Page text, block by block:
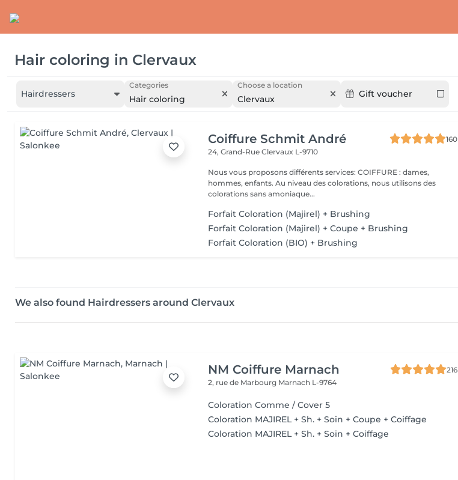
Hair coloring in Clervaux
Hairdressers
Categories
Hair coloring
Choose a location
Clervaux Gift voucher
Coiffure Schmit André
160
24, Grand-RueClervaux L-9710
Nous vous proposons différents services: COIFFURE : dames,
hommes, enfants. Au niveau des colorations, nous utilisons des
colorations sans amoniaque...
Forfait Coloration (Majirel) + Brushing
Forfait Coloration (Majirel) + Coupe + Brushing
Forfait Coloration (BIO) + Brushing
We also found Hairdressers around Clervaux
NM Coiffure Marnach
216
2, rue de Marbourg Marnach L-9764
Coloration Comme / Cover 5
Coloration MAJIREL + Sh. + Soin + Coupe + Coiffage
Coloration MAJIREL + Sh. + Soin + Coiffage